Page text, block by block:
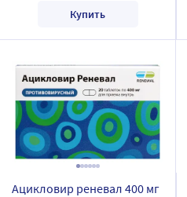
Купить
Ацикловир реневал 400 мг